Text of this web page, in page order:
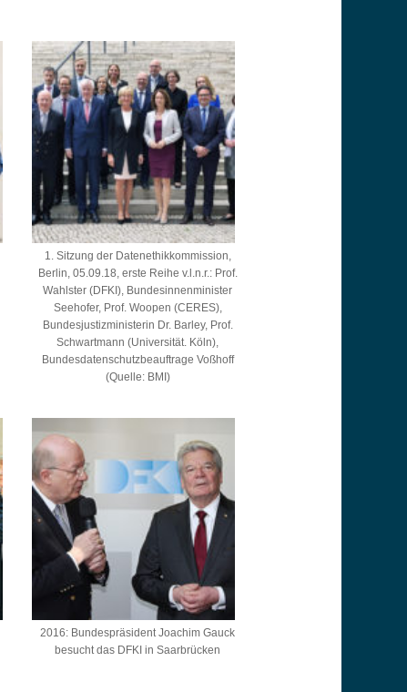
1. Sitzung der Datenethikkommission,
Berlin, 05.09.18, erste Reihe v.l.n.r.: Prof.
Wahlster (DFKI), Bundesinnenminister
Seehofer, Prof. Woopen (CERES),
Bundesjustizministerin Dr. Barley, Prof.
Schwartmann (Universität. Köln),
Bundesdatenschutzbeauftrage Voßhoff
(Quelle: BMI)
2016: Bundespräsident Joachim Gauck
besucht das DFKI in Saarbrücken